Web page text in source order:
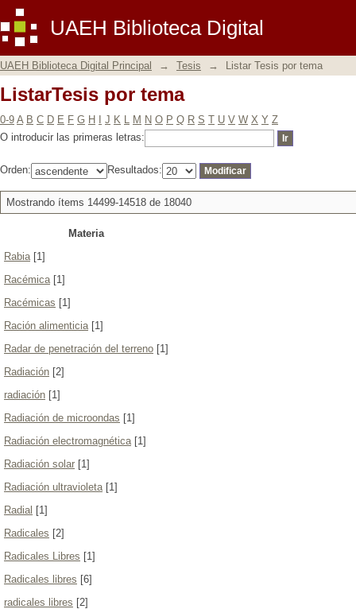
UAEH Biblioteca Digital
ListarTesis por tema
UAEH Biblioteca Digital Principal → Tesis → Listar Tesis por tema
ListarTesis por tema
0-9 A B C D E F G H J K L M N O P Q R S T U V W X Y Z
O introducir las primeras letras:
Orden: Resultados:
Mostrando ítems 14499-14518 de 18040
Materia
Rabia[1]
Racémica[1]
Racémicas [1]
Ración alimenticia[1]
Radar de penetración del terreno [1]
Radiación [2]
radiación [1]
Radiación de microondas [1]
Radiación electromagnética[1]
Radiación solar [1]
Radiación ultravioleta[1]
Radial [1]
Radicales [2]
Radicales Libres [1]
Radicales libres [6]
radicales libres [2]